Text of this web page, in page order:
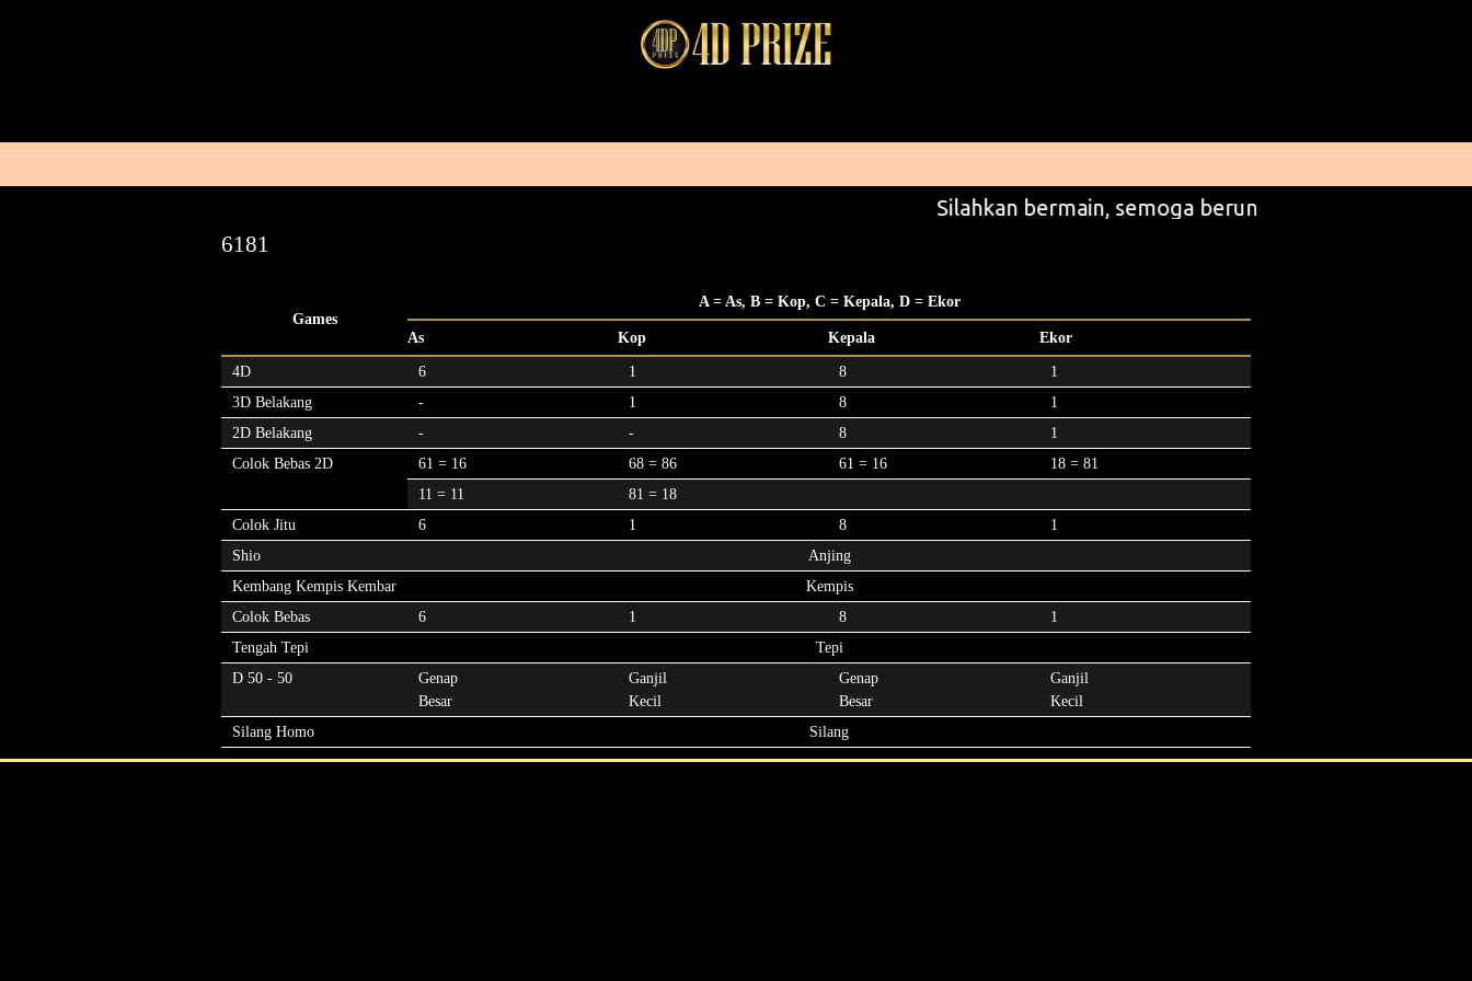
Silahkan bermain, semoga beruntung
6181
Games
A = As, B = Kop, C = Kepala, D = Ekor
As Kop Kepala Ekor
4D 6 1 8
1
3D Belakang
- 1 8
1
2D Belakang
- - 8
1
Colok Bebas 2D
61 = 16 68 = 86 61 = 16
18 = 81
11 = 11
81 = 18
Colok Jitu
6 1 8
1
Shio
Anjing
Kembang Kempis Kembar
Kempis
Colok Bebas
6 1 8
1
Tengah Tepi
Tepi
D 50 - 50
Genap
Besar
Ganjil
Kecil
Genap
Besar
Ganjil
Kecil
Silang Homo
Silang